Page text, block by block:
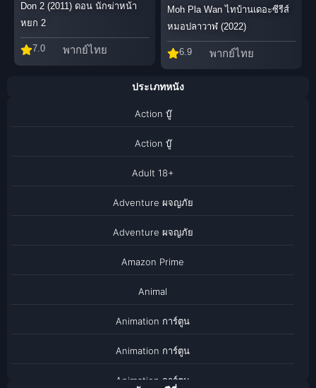
Don 2 (2011) ดอน นักฆ่าหน้า
หยก 2
7.0 พากย์ไทย
Moh Pla Wan ไทบ้านเดอะซีรีส์
หมอปลาวาฬ (2022)
6.9 พากย์ไทย
ประเภทหนัง
Action บู๊
Action บู๊
Adult 18+
Adventure ผจญภัย
Adventure ผจญภัย
Amazon Prime
Animal
Animation การ์ตูน
Animation การ์ตูน
Animation การ์ตูน